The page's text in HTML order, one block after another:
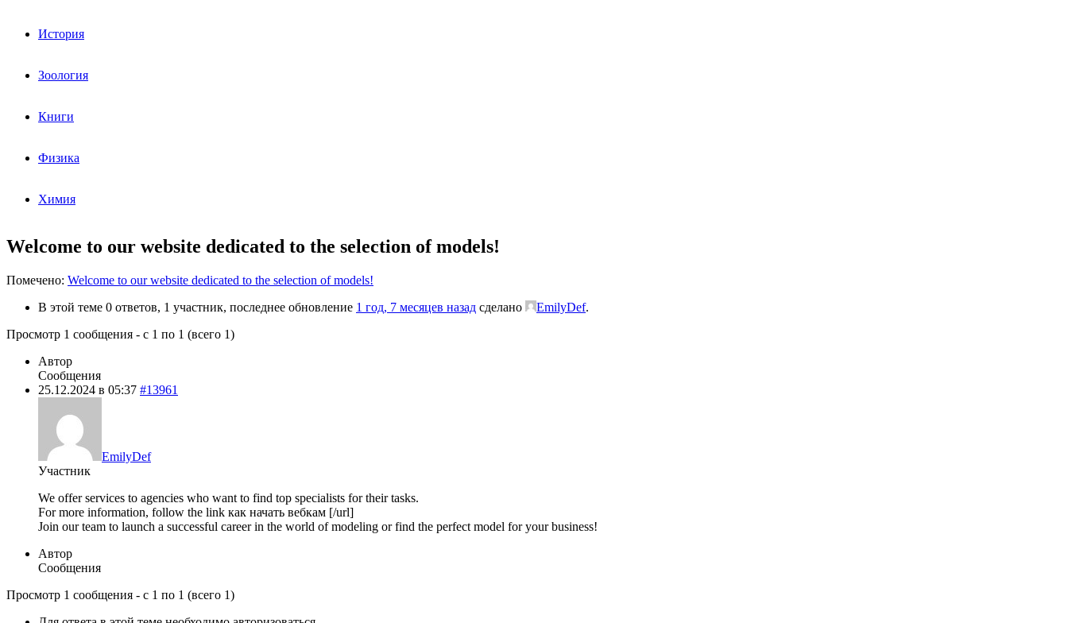
История
Зоология
Книги
Физика
Химия
Welcome to our website dedicated to the selection of models!
Помечено: Welcome to our website dedicated to the selection of models!
В этой теме 0 ответов, 1 участник, последнее обновление 1 год, 7 месяцев назад сделано EmilyDef.
Просмотр 1 сообщения - с 1 по 1 (всего 1)
Автор
Сообщения
25.12.2024 в 05:37 #13961
EmilyDef
Участник
We offer services to agencies who want to find top specialists for their tasks.
For more information, follow the link как начать вебкам [/url]
Join our team to launch a successful career in the world of modeling or find the perfect model for your business!
Автор
Сообщения
Просмотр 1 сообщения - с 1 по 1 (всего 1)